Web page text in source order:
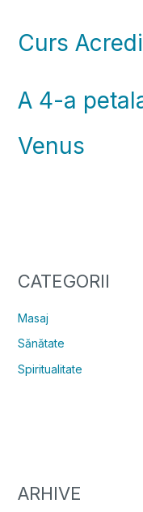
Curs
A 4-a
Venus
CATEGORII
Masaj
Sănătate
Spiritualitate
ARHIVE